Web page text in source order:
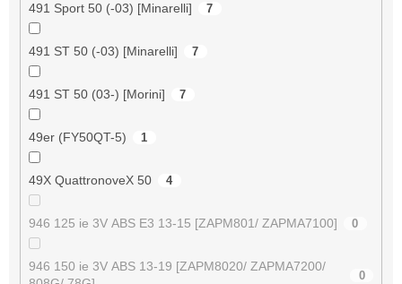
491 Sport 50 (-03) [Minarelli] 7
491 ST 50 (-03) [Minarelli] 7
491 ST 50 (03-) [Morini] 7
49er (FY50QT-5) 1
49X QuattronoveX 50 4
946 125 ie 3V ABS E3 13-15 [ZAPM801/ ZAPMA7100] 0
946 150 ie 3V ABS 13-19 [ZAPM8020/ ZAPMA7200/
0